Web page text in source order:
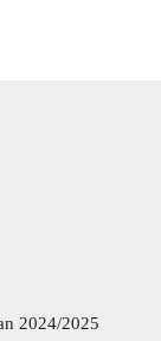
2024/2025